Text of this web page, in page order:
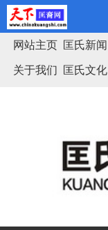
网站主页 匡氏新闻
关于我们 匡氏文化